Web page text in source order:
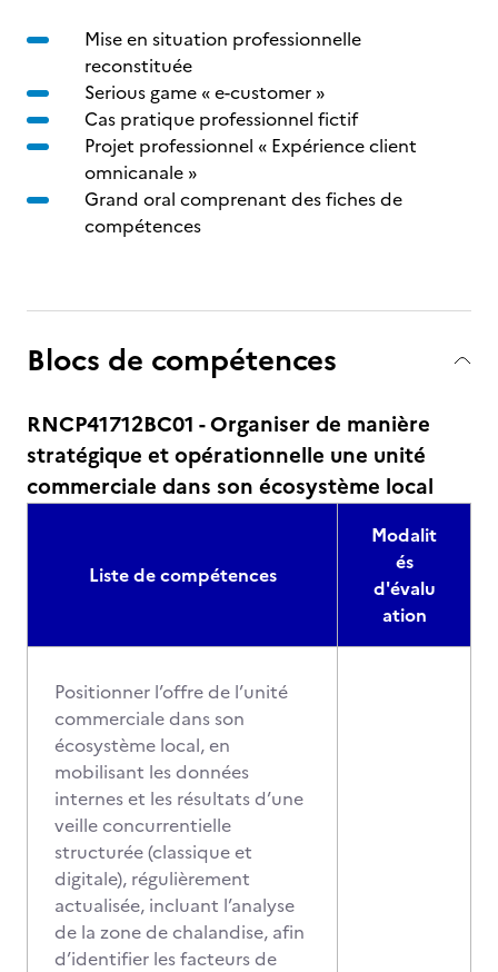
Mise en situation professionnelle
reconstituée
Serious game « e-customer »
Cas pratique professionnel fictif
Projet professionnel « Expérience client
omnicanale »
Grand oral comprenant des fiches de
compétences
Blocs de compétences
RNCP41712BC01 - Organiser de manière
stratégique et opérationnelle une unité
commerciale dans son écosystème local
Liste de compétences
Modalit
és
d'évalu
ation
Positionner l’offre de l’unité
commerciale dans son
écosystème local, en
mobilisant les données
internes et les résultats d’une
veille concurrentielle
structurée (classique et
digitale), régulièrement
actualisée, incluant l’analyse
de la zone de chalandise, afin
d’identifier les facteurs de